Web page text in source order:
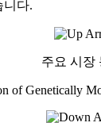
니다.
주요 시장
of Genetically